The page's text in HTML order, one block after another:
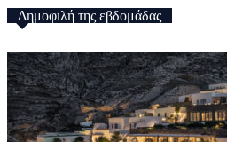
Δημοφιλή της εβδομάδας